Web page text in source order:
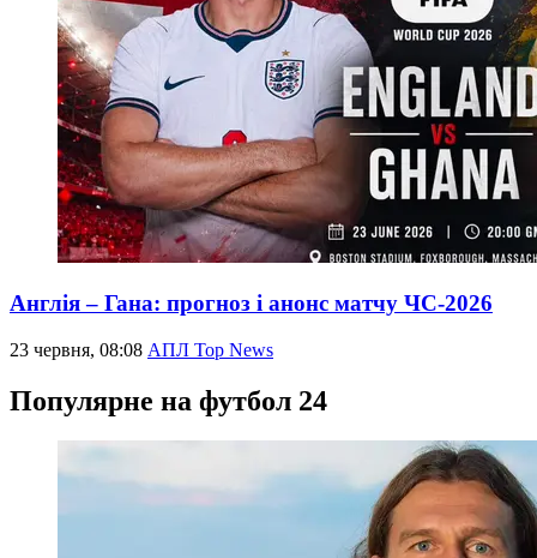
Англія – Гана: прогноз і анонс матчу ЧС-2026
23 червня, 08:08 АПЛ Top News
Популярне на футбол 24